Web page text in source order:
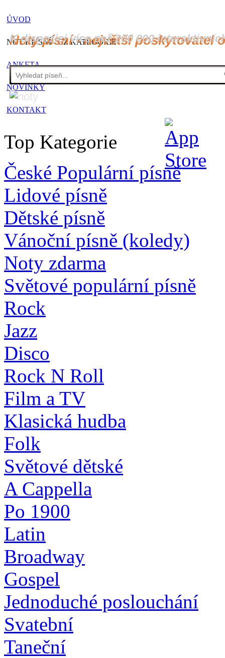
ÚVOD
NOTY PÍSNÍ - CZ KATEGORIE
ANKETA
NOVINKY
KONTAKT
Noty písní - největší poskytovatel
K dispozici více než 200 000
Top Kategorie
České Populární písně
Lidové písně
Dětské písně
Vánoční písně (koledy)
Noty zdarma
Světové populární písně
Rock
Jazz
Disco
Rock N Roll
Film a TV
Klasická hudba
Folk
Světové dětské
A Cappella
Po 1900
Latin
Broadway
Gospel
Jednoduché poslouchání
Svatební
Taneční